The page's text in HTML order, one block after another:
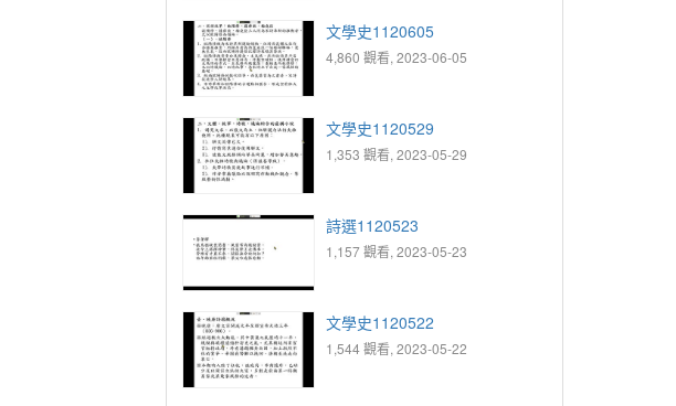
文學史1120605
4,860 觀看, 2023-06-05
文學史1120529
1,353 觀看, 2023-05-29
詩選1120523
1,157 觀看, 2023-05-23
文學史1120522
1,544 觀看, 2023-05-22